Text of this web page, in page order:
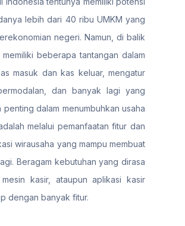
lebih dari 40 ribu UMKM yang
negeri. Namun, di balik
beberapa tantangan dalam
masuk dan kas keluar, mengatur
dan banyak lagi yang
dalam menumbuhkan usaha
melalui pemanfaatan fitur dan
wirausaha yang mampu membuat
Beragam kebutuhan yang dirasa
kasir, ataupun aplikasi kasir
dengan banyak fitur.